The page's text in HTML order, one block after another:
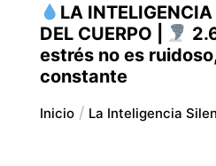
LA
DEL CUERPO |
estrés no es
constante
Inicio La Inteligencia